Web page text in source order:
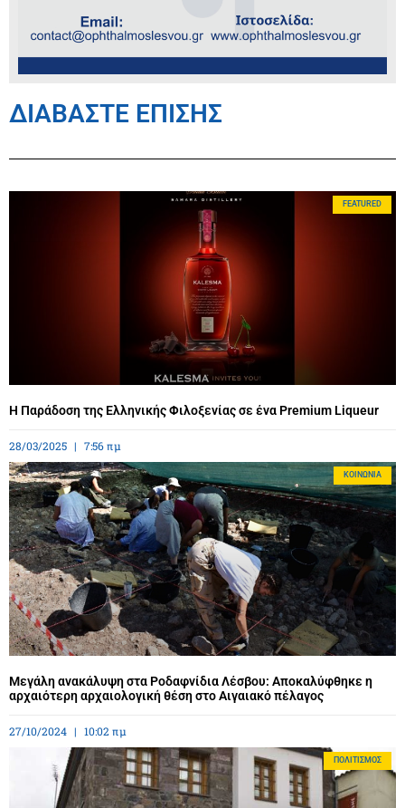
ΔΙΑΒΑΣΤΕ ΕΠΙΣΗΣ
FEATURED
Η Παράδοση της Ελληνικής Φιλοξενίας σε ένα Premium Liqueur
28/03/2025 7:56 πμ
ΚΟΙΝΩΝΊΑ
Μεγάλη ανακάλυψη στα Ροδαφνίδια Λέσβου: Αποκαλύφθηκε η
αρχαιότερη αρχαιολογική θέση στο Αιγαιακό πέλαγος
27/10/2024 10:02 πμ
ΠΟΛΙΤΙΣΜΌΣ